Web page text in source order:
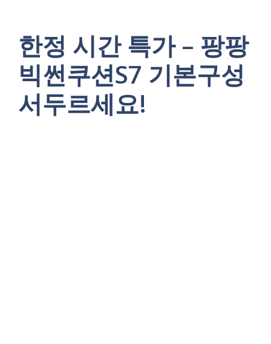
한정 시간 특가 – 팡팡
빅썬쿠션S7 기본구성
서두르세요!